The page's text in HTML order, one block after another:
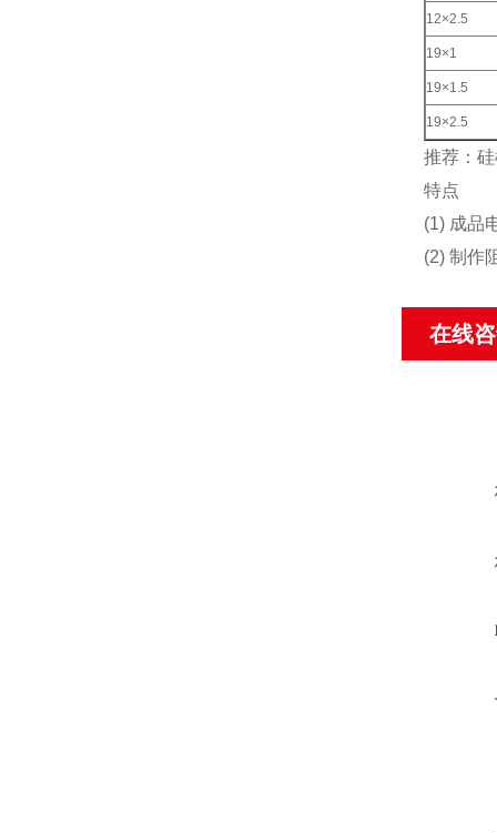
12×2.5
19×1
19×1.5
19×2.5
推荐：
特点
(1) 成
(2) 制作
在线